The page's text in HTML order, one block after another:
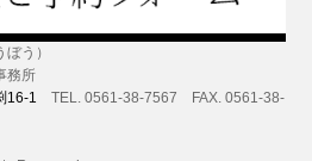
う）
務所
16-1
TEL. 0561-38-7567 FAX. 0561-38-